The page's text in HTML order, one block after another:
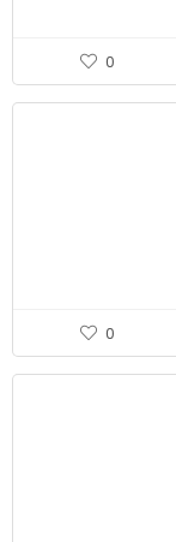
0
0